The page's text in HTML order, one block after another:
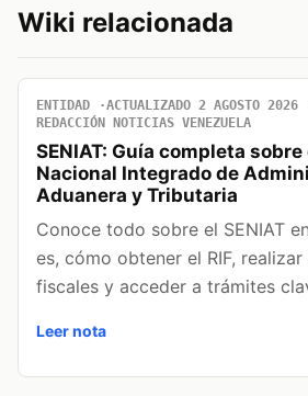
Wiki relacionada
ENTIDAD ACTUALIZADO 2 AGOSTO 2026
REDACCIÓN NOTICIAS VENEZUELA
SENIAT: Guía completa
Nacional Integrado de
Aduanera y Tributaria
Conoce todo sobre el SENIAT
es, cómo obtener el RIF,
fiscales y acceder a trámites
Leer nota